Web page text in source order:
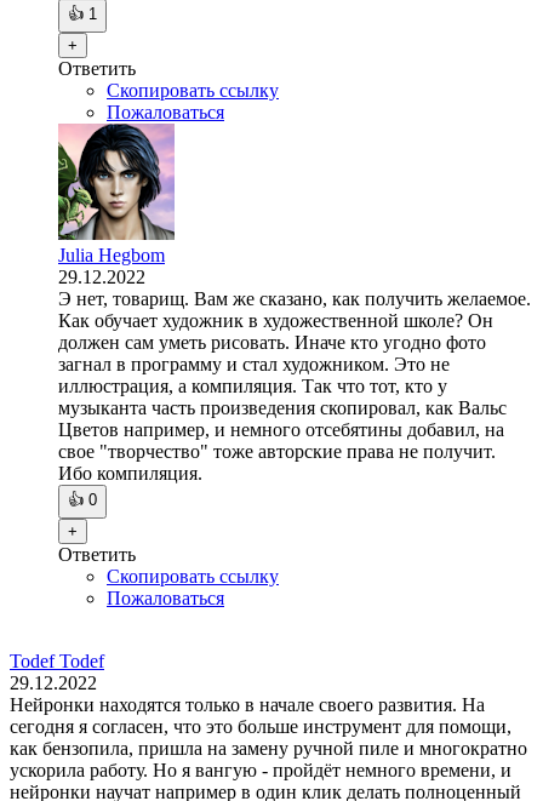
👍 1
+
Ответить
Скопировать ссылку
Пожаловаться
Julia Hegbom
29.12.2022
Э нет, товарищ. Вам же сказано, как получить желаемое.
Как обучает художник в художественной школе? Он
должен сам уметь рисовать. Иначе кто угодно фото
загнал в программу и стал художником. Это не
иллюстрация, а компиляция. Так что тот, кто у
музыканта часть произведения скопировал, как Вальс
Цветов например, и немного отсебятины добавил, на
свое "творчество" тоже авторские права не получит.
Ибо компиляция.
👍 0
+
Ответить
Скопировать ссылку
Пожаловаться
Todef Todef
29.12.2022
Нейронки находятся только в начале своего развития. На
сегодня я согласен, что это больше инструмент для помощи,
как бензопила, пришла на замену ручной пиле и многократно
ускорила работу. Но я вангую - пройдёт немного времени, и
нейронки научат например в один клик делать полноценный